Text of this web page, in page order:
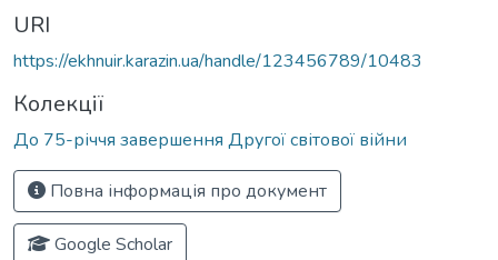
URI
https://ekhnuir.karazin.ua/handle/123456789/10483
Колекції
До 75-річчя завершення Другої світової війни
Повна інформація про документ
Google Scholar